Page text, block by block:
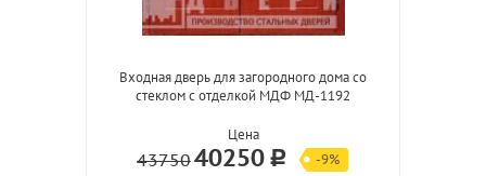
Входная дверь для загородного дома со
стеклом с отделкой МДФ МД-1192
Цена
4375040250 -9%